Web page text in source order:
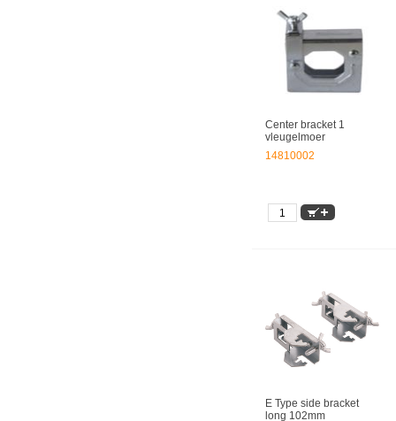
Center bracket 1
vleugelmoer
14810002
E Type side bracket
long 102mm